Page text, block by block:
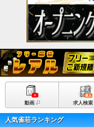
動画 求人検索
人気雀荘ランキング